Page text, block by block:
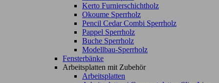
Kerto Furnierschichtholz
Okoume Sperrholz
Pencil Cedar Combi Sperrholz
Pappel Sperrholz
Buche Sperrholz
Modellbau-Sperrholz
Fensterbänke
Arbeitsplatten mit Zubehör
Arbeitsplatten